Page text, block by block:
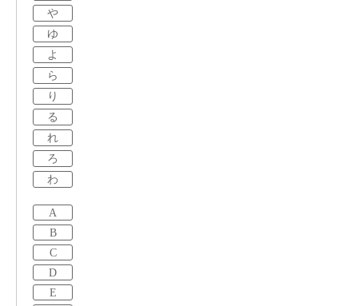
や
ゆ
よ
ら
り
る
れ
ろ
わ
A
B
C
D
E